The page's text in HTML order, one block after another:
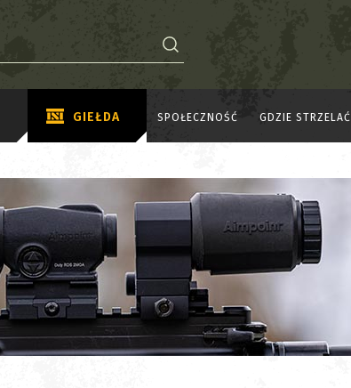
GIEŁDA SPOŁECZNOŚĆ GDZIE STRZELAĆ